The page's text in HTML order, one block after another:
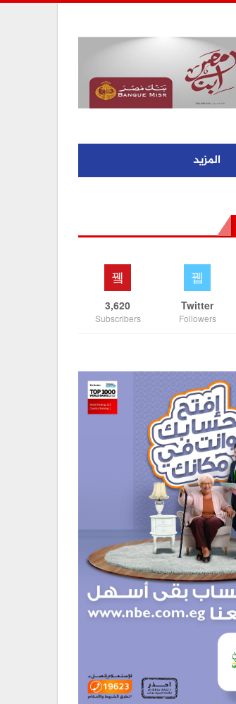
المزيد
Twitter
Followers
3,620
Subscribers